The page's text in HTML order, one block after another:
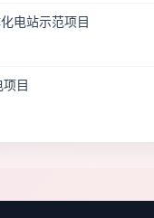
电站示范项目
目